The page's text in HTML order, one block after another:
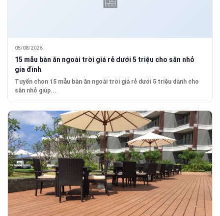
05/08/2026
15 mẫu bàn ăn ngoài trời giá rẻ dưới 5 triệu cho sân nhỏ
gia đình
Tuyển chọn 15 mẫu bàn ăn ngoài trời giá rẻ dưới 5 triệu dành cho
sân nhỏ giúp...